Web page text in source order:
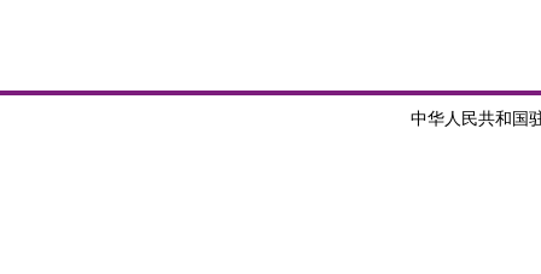
中华人民共和国